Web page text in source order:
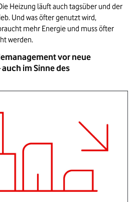
Heizung läuft auch tagsüber und der
Und was öfter genutzt wird,
mehr Energie und muss öfter
werden.
vor neue
im Sinne des